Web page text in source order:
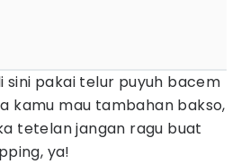
sini pakai telur puyuh bacem
kamu mau tambahan bakso,
tetelan jangan ragu buat
ya!